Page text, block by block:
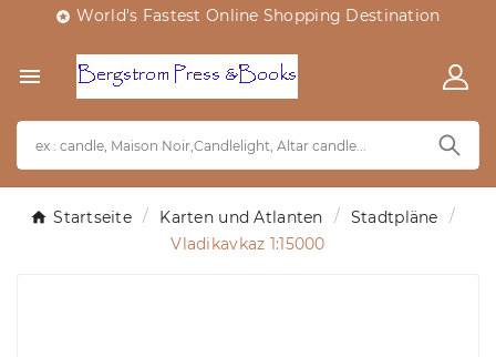
 World's Fastest Online Shopping Destination

Startseite Karten und Atlanten
Stadtpläne
Vladikavkaz 1:15000